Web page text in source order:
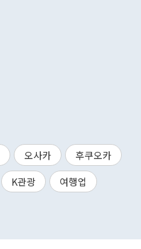
오사카
후쿠오카
K관광
여행업